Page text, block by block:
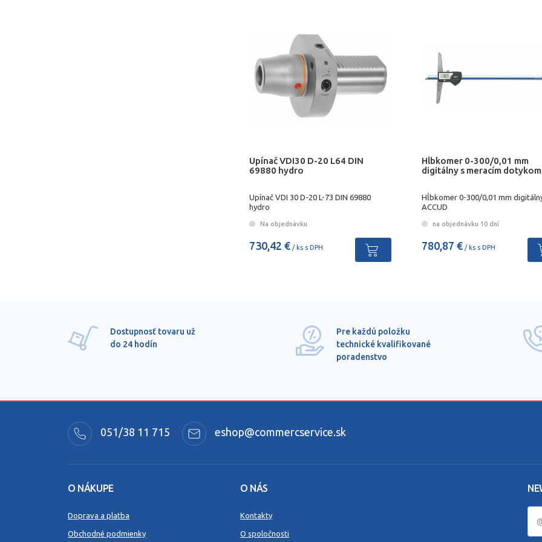
Upínač VDI30 D-20 L64 DIN
69880 hydro
Upínač VDI 30 D-20 L-73 DIN 69880
hydro
Na objednávku
730,42 € / ks s DPH
Hĺbkomer 0-300/0,01 mm
digitálny s meracím dotykom
Hĺbkomer 0-300/0,01 mm
ACCUD
na objednávku 10 dní
780,87 €/ ks s DPH
Dostupnosť tovaru už
do 24 hodín
Pre každú položku
technické kvalifikované
poradenstvo
051/38 11 715 eshop@commercservice.sk
O NÁKUPE
Doprava a platba
Obchodné podmienky
O NÁS
Kontakty
O spoločnosti